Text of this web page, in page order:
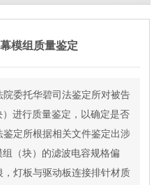
模组质量鉴定
委托华碧司法鉴定所对被告
进行质量鉴定，以确定是否
定所根据相关文件鉴定出涉
（块）的滤波电容规格偏
灯板与驱动板连接排针材质